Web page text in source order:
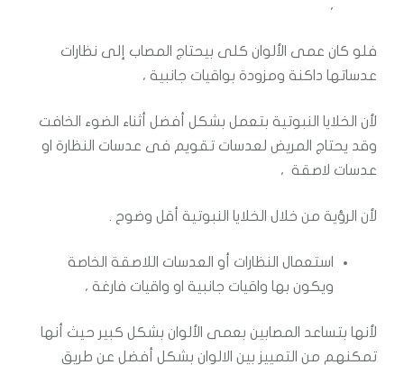
فلو كان عمى الألوان كلى بيحتاج المصاب إلى نظارات
عدساتها داكنة ومزودة بواقيات جانبية ،
لأن الخلايا النبوتية بتعمل بشكل أفضل أثناء الضوء الخافت
وقد يحتاج المريض لعدسات تقويم فى عدسات النظارة او
عدسات لاصقة ،
لأن الرؤية من خلال الخلايا النبوتية أقل وضوح .
استعمال النظارات أو العدسات اللاصقة الخاصة
ويكون بها واقيات جانبية او واقيات فارغة ،
لأنها بتساعد المصابين بعمى الألوان بشكل كبير حيث أنها
تمكنهم من التمييز بين الالوان بشكل أفضل عن طريق